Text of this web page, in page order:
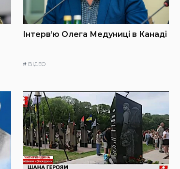
Інтерв’ю Олега Медуниці в Канаді
# ВІДЕО